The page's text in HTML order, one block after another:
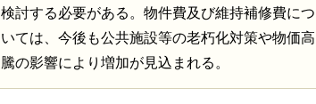
検討する必要がある。物件費及び維持補修費につ
いては、今後も公共施設等の老朽化対策や物価高
騰の影響により増加が見込まれる。